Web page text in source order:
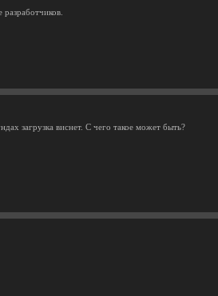
загрузка виснет. С чего такое может быть?